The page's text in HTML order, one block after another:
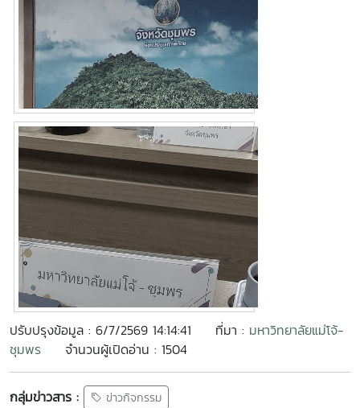
ปรับปรุงข้อมูล : 6/7/2569 14:14:41 ที่มา : มหาวิทยาลัยแม่โจ้-
ชุมพร
จำนวนผู้เปิดอ่าน : 1504
กลุ่มข่าวสาร : ข่าวกิจกรรม